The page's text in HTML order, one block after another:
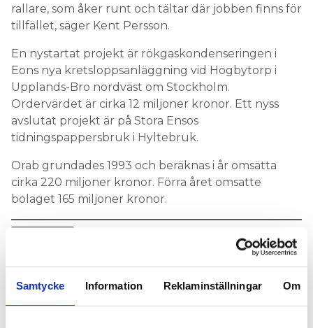
Samtycke Information Reklaminställningar Om
rallare, som åker runt och tältar där jobben finns för
tillfället, säger Kent Persson.
En nystartat projekt är rökgaskondenseringen i
Eons nya kretsloppsanläggning vid Högbytorp i
Upplands-Bro nordväst om Stockholm.
Ordervärdet är cirka 12 miljoner kronor. Ett nyss
avslutat projekt är på Stora Ensos
tidningspappersbruk i Hyltebruk.
Orab grundades 1993 och beräknas i år omsätta
cirka 220 miljoner kronor. Förra året omsatte
bolaget 165 miljoner kronor.
Nyhetsbrev
Prenumerera på vårt nyhetsbrev och få nyheter, tips